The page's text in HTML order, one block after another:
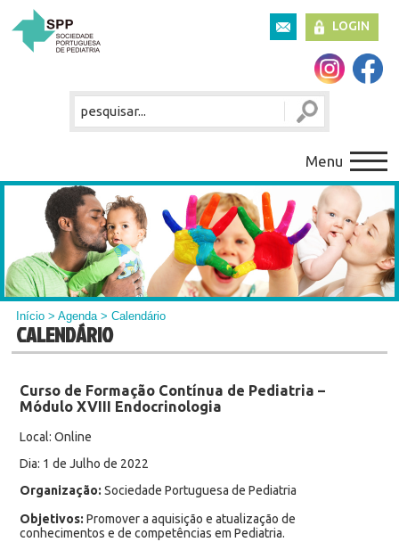
LOGIN
Menu
Início >Agenda> Calendário
CALENDÁRIO
Curso de Formação Contínua de Pediatria –
Módulo XVIII Endocrinologia
Local: Online
Dia: 1 de Julho de 2022
Organização: Sociedade Portuguesa de Pediatria
Objetivos: Promover a aquisição e atualização de
conhecimentos e de competências em Pediatria.